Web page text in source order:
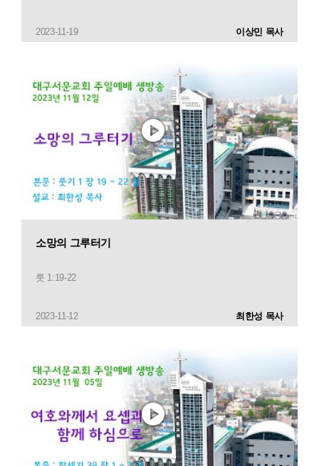
2023-11-19 이상민 목사
소망의 그루터기
룻 1:19-22
2023-11-12 최한성 목사